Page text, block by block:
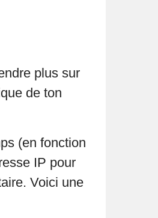
plus sur
de ton
(en fonction
IP pour
Voici une